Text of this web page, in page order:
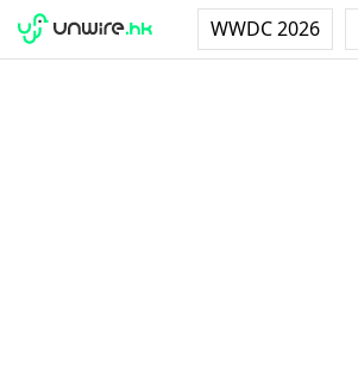
WWDC 2026